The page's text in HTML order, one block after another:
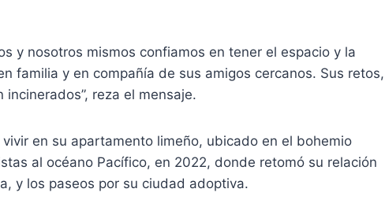
y nosotros mismos confiamos en tener el espacio y la
familia y en compañía de sus amigos cercanos. Sus retos,
reza el mensaje.
en su apartamento limeño, ubicado en el bohemio
al océano Pacífico, en 2022, donde retomó su relación
y los paseos por su ciudad adoptiva.